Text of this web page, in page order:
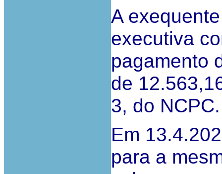
A
executiva
pagamento
de
3, do NCPC.
Em
para a